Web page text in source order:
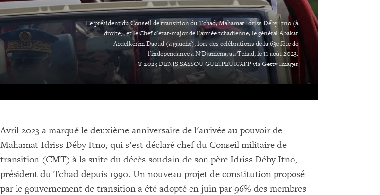
Le président du Conseil de transition du Tchad, Mahamat Idriss Déby Itno (à
droite), et le Chef d'état-major de l'armée tchadienne, le général Abakar
Abdelkerim Daoud (à gauche), lors des célébrations de la 63e fête de
l'indépendance à N'Djamena, au Tchad, le 11 août 2023.
© 2023 DENIS SASSOU GUEIPEUR/AFP via Getty Images
Avril 2023 a marqué le deuxième anniversaire de l'arrivée au pouvoir de
Mahamat Idriss Déby Itno, qui s’est déclaré chef du Conseil militaire de
transition (CMT) à la suite du décès soudain de son père Idriss Déby Itno,
président du Tchad depuis 1990. Un nouveau projet de constitution proposé
par le gouvernement de transition a été adopté en juin par 96% des membres